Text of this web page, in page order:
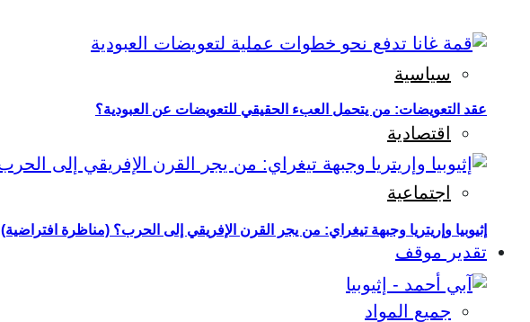
سياسية
اقتصادية
اجتماعية
تقدير موقف
جميع المواد
عقد التعويضات: من يتحمل العبء الحقيقي للتعويضات عن العبودية؟
إثيوبيا وإريتريا وجبهة تيغراي: من يجر القرن الإفريقي إلى الحرب؟ (مناظرة افتراضية)